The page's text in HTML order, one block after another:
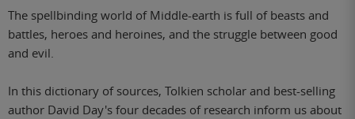
The spellbinding world of Middle-earth is full of beasts and
battles, heroes and heroines, and the struggle between good
and evil.
In this dictionary of sources, Tolkien scholar and best-selling
author David Day's four decades of research inform us about